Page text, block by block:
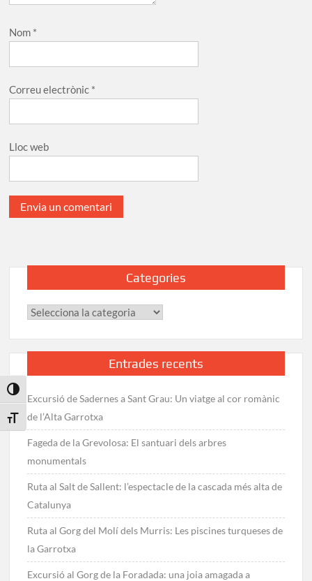
Toggle High Contrast
Toggle Font size
Nom *
Correu electrònic *
Lloc web
Categories
Categories
Entrades recents
Excursió de Sadernes a Sant Grau: Un viatge al cor romànic
de l’Alta Garrotxa
Fageda de la Grevolosa: El santuari dels arbres
monumentals
Ruta al Salt de Sallent: l’espectacle de la cascada més alta de
Catalunya
Ruta al Gorg del Molí dels Murris: Les piscines turqueses de
la Garrotxa
Excursió al Gorg de la Foradada: una joia amagada a